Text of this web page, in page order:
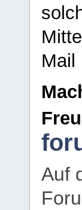
Mail
Auf